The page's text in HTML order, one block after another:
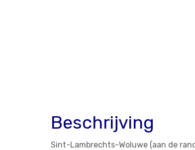
Beschrijving
Sint-Lambrechts-Woluwe (aan de